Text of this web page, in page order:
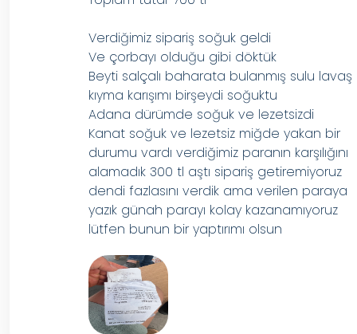
Verdiğimiz sipariş soğuk geldi
Ve çorbayı olduğu gibi döktük
Beyti salçalı baharata bulanmış sulu lavaş
kıyma karışımı birşeydi soğuktu
Adana dürümde soğuk ve lezetsizdi
Kanat soğuk ve lezetsiz miğde yakan bir
durumu vardı verdiğimiz paranın karşılığını
alamadık 300 tl aştı sipariş getiremiyoruz
dendi fazlasını verdik ama verilen paraya
yazık günah parayı kolay kazanamıyoruz
lütfen bunun bir yaptırımı olsun